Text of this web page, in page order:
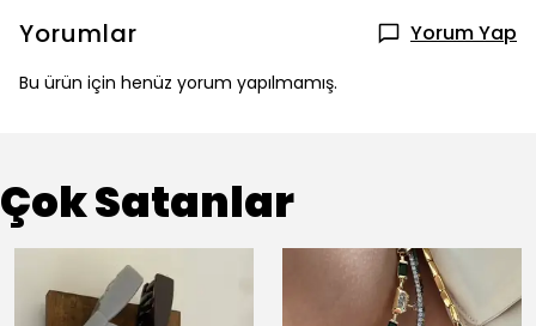
Yorumlar Yorum Yap
Bu ürün için henüz yorum yapılmamış.
Çok Satanlar